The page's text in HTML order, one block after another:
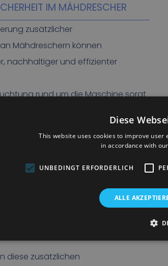
IM MÄHDRESCHER
zusätzlicher
Mähdreschern können
nachhaltiger und effizienter
rund um die Maschine sorgt
bei Abend- und
warnen den Fahrer vor
in der Nähe und verringern so
gutes Kabinenklima zum Komfort
bei, was zu weniger Stress
diese zusätzlichen
Diese
This website uses cookies to improve
in accordance with
UNBEDINGT ERFORDERLICH
ALLE